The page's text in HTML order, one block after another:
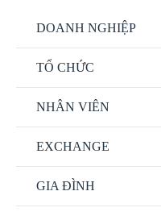
DOANH NGHIỆP
TỔ CHỨC
NHÂN VIÊN
EXCHANGE
GIA ĐÌNH